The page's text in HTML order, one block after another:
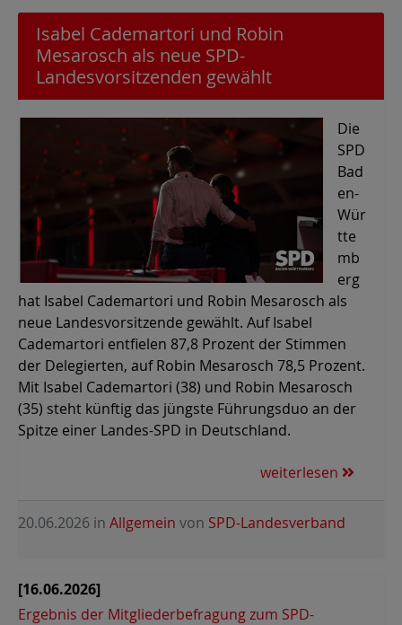
Isabel Cademartori und Robin
Mesarosch als neue SPD-
Landesvorsitzenden gewählt
Die
SPD
Bad
en-
Wür
tte
mb
erg
hat Isabel Cademartori und Robin Mesarosch als
neue Landesvorsitzende gewählt. Auf Isabel
Cademartori entfielen 87,8 Prozent der Stimmen
der Delegierten, auf Robin Mesarosch 78,5 Prozent.
Mit Isabel Cademartori (38) und Robin Mesarosch
(35) steht künftig das jüngste Führungsduo an der
Spitze einer Landes-SPD in Deutschland.
weiterlesen
20.06.2026 in Allgemein von SPD-Landesverband
[16.06.2026]
Ergebnis der Mitgliederbefragung zum SPD-